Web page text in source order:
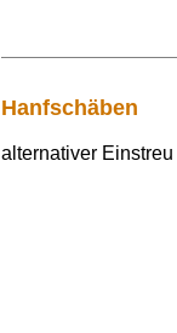
Hanfschäben
alternativer Einstreu